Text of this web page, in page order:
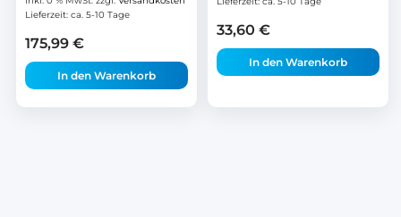
Lieferzeit: ca. 5-10 Tage
175,99 €
In den Warenkorb
33,60 €
In den Warenkorb